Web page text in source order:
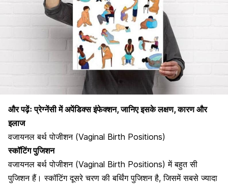
और पढ़ेंःप्रेग्नेंसी में अपेंडिक्स इंफेक्शन, जानिए इसके लक्षण, कारण और
इलाज
वजायनल बर्थ पोजीशन (Vaginal Birth Positions)
स्कॉटिंग पुजिशन
वजायनल बर्थ पोजीशन (Vaginal Birth Positions)में बहुत सी
पुजिशन हैं।स्कॉटिंग दूसरे चरण की बर्थिंग पुजिशन है, जिसमें सबसे ज्यादा